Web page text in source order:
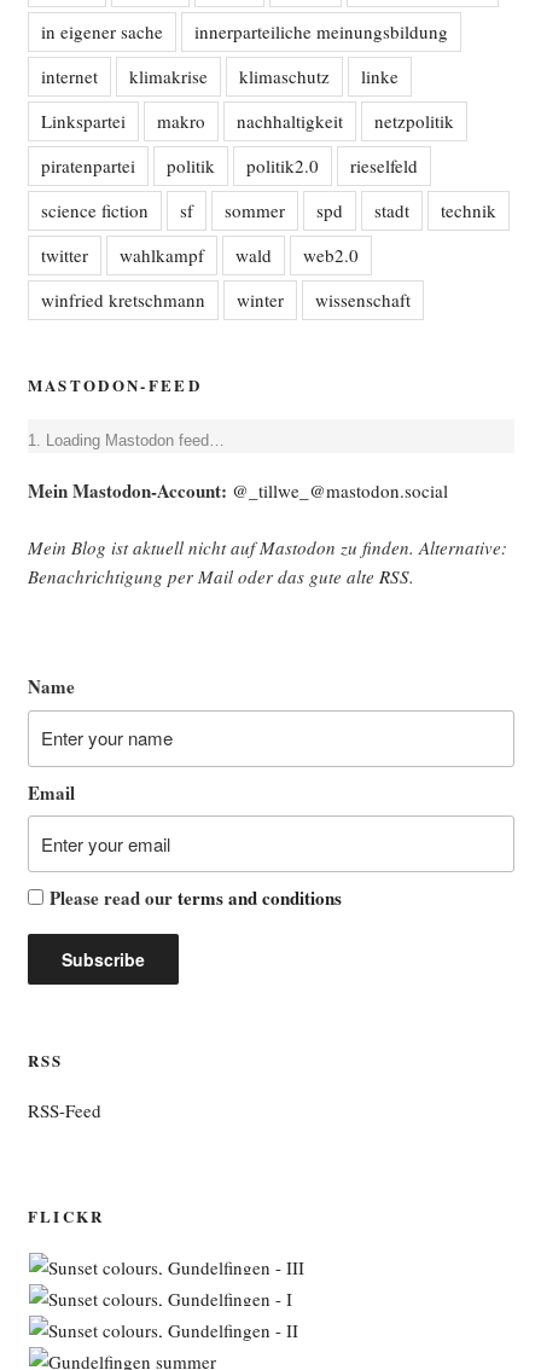
in eigener sache
innerparteiliche meinungsbildung
internet
klimakrise klimaschutz
linke
Linkspartei
makro nachhaltigkeit
netzpolitik
piratenpartei
politik politik2.0
rieselfeld
science fiction
sf sommer spd stadt
technik
twitter
wahlkampf wald
web2.0
winfried kretschmann
winter wissenschaft
MASTODON-FEED
Loa­ding Mast­o­don feed…
Mein Mast­o­don-Account: @_tillwe_@mastodon.social
Mein Blog ist aktu­ell nicht auf Mast­o­don zu fin­den. Alter­na­ti­ve:
Benach­rich­ti­gung per Mail oder das gute alte RSS.
Name
Email
Please read ourterms and conditions
RSS
RSS-Feed
FLICKR